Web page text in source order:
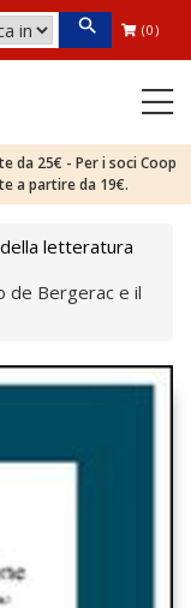
(0)
da 25€ - Per i soci Coop
a partire da 19€.
letteratura
de Bergerac e il